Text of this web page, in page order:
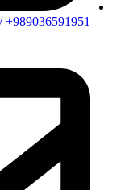
989036591951+ / 989981681398+